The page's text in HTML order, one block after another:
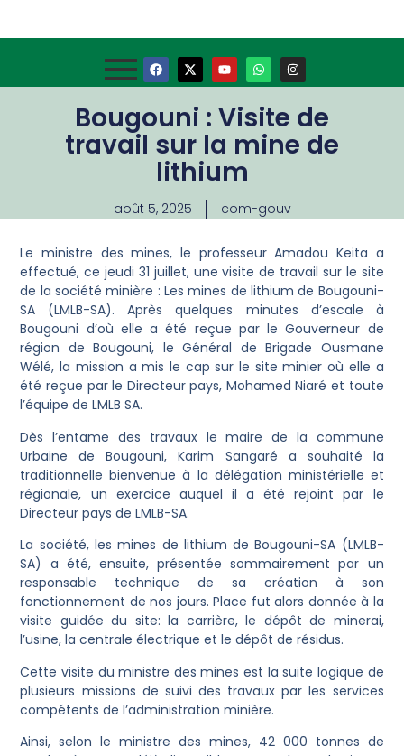
Bougouni : Visite de
travail sur la mine de
lithium
août 5, 2025 com-gouv
Le ministre des mines, le professeur Amadou Keita a
effectué, ce jeudi 31 juillet, une visite de travail sur le site
de la société minière : Les mines de lithium de Bougouni-
SA (LMLB-SA). Après quelques minutes d’escale à
Bougouni d’où elle a été reçue par le Gouverneur de
région de Bougouni, le Général de Brigade Ousmane
Wélé, la mission a mis le cap sur le site minier où elle a
été reçue par le Directeur pays, Mohamed Niaré et toute
l’équipe de LMLB SA.
Dès l’entame des travaux le maire de la commune
Urbaine de Bougouni, Karim Sangaré a souhaité la
traditionnelle bienvenue à la délégation ministérielle et
régionale, un exercice auquel il a été rejoint par le
Directeur pays de LMLB-SA.
La société, les mines de lithium de Bougouni-SA (LMLB-
SA) a été, ensuite, présentée sommairement par un
responsable technique de sa création à son
fonctionnement de nos jours. Place fut alors donnée à la
visite guidée du site: la carrière, le dépôt de minerai,
l’usine, la centrale électrique et le dépôt de résidus.
Cette visite du ministre des mines est la suite logique de
plusieurs missions de suivi des travaux par les services
compétents de l’administration minière.
Ainsi, selon le ministre des mines, 42 000 tonnes de